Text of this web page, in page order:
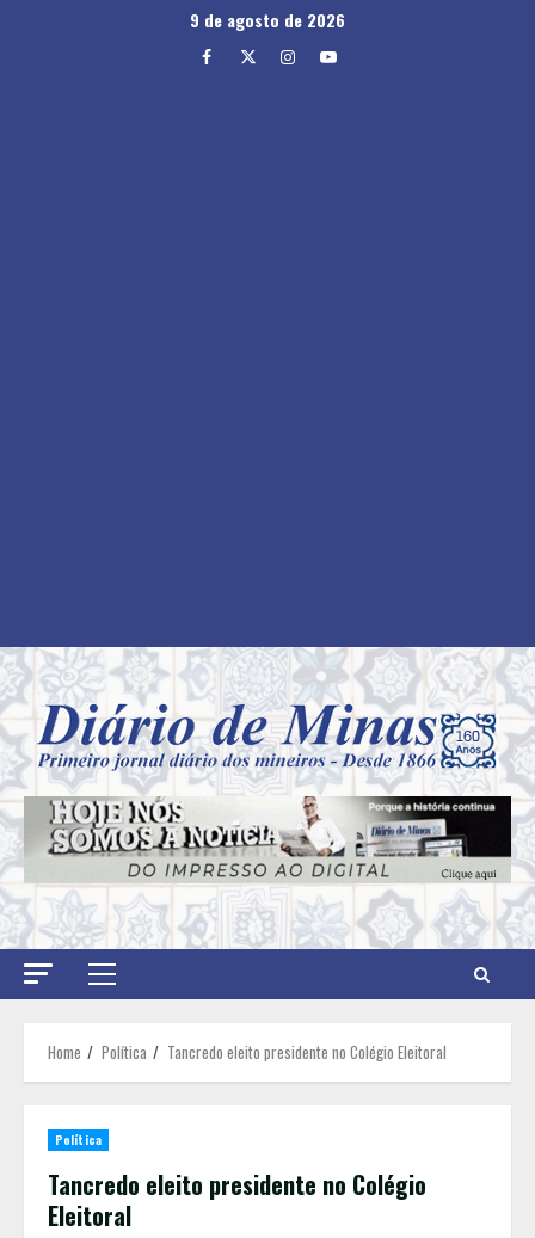
9 de agosto de 2026
Facebook
TwitterInstagram
Youtube
Primary
Home Política Tancredo eleito presidente no Colégio Eleitoral
Política
Tancredo eleito presidente no Colégio
Eleitoral